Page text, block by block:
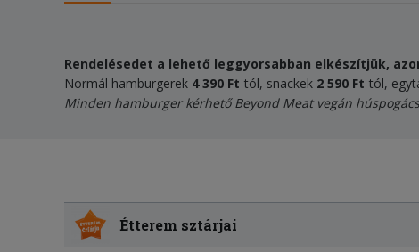
Rendelésedet a lehető leggyorsabban elkészítjük,
Normál hamburgerek 4 390 Ft-tól, snackek 2 590 Ft-tól,
Minden hamburger kérhetőBeyond Meat vegán
Étterem sztárjai